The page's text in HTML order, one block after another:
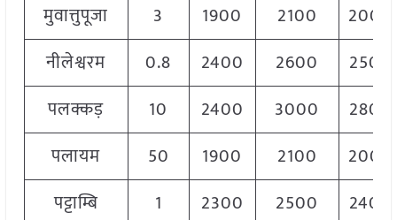
मुवात्तुपूजा
3 1900 2100
2000
नीलेश्वरम
0.8 2400 2600
2500
पलक्कड़
10 2400 3000
2800
पलायम
50 1900 2100
2000
पट्टाम्बि
1 2300 2500
2400